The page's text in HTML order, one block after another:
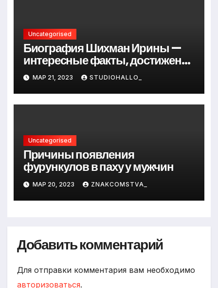
Uncategorised
Биография Шихман Ирины —
интересные факты, достижения
и путь к успеху
МАР 21, 2023 STUDIOHALLO_
Uncategorised
Причины появления
фурункулов в паху у мужчин
МАР 20, 2023 ZNAKCOMSTVA_
Добавить комментарий
Для отправки комментария вам необходимо
авторизоваться.